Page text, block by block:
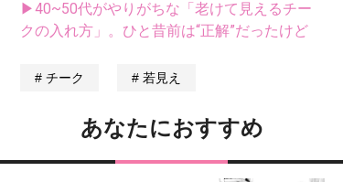
▶40~50代がやりがちな「老けて見えるチー
クの入れ方」。ひと昔前は“正解”だったけど
チーク 若見え
あなたにおすすめ